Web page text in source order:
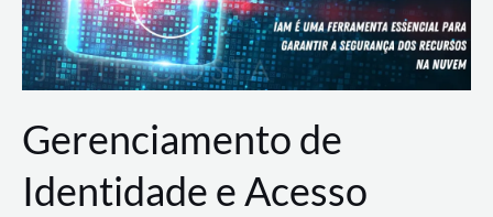
Gerenciamento de
Identidade e Acesso